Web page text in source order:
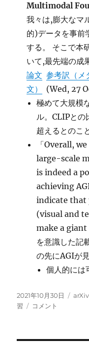
Multimodal
我々は,膨大なマ
的)データを事前
する。 そこで本
いて,最先端の成
論文 参考訳（メ
文）
(Wed, 27
極めて大規模
ル。CLIPとの
超えるとのこ
「Overall,
large-scale
is indeed a
achieving
indicate
(visual and
make a giant
を意識した記
の先にAGIが
個人的には
投
稿
2021年10月30日
カ
arXiv
習
WenLan
コメント